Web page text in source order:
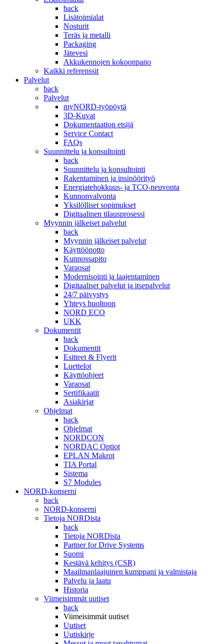
back
Lisätoimialat
Nosturit
Teräs ja metalli
Packaging
Jätevesi
Akkukennojen kokoonpano
Kaikki referenssit
Palvelut
back
Palvelut
myNORD-työpöytä
3D-Kuvat
Dokumentaation etsijä
Service Contact
FAQs
Suunnittelu ja konsultointi
back
Suunnittelu ja konsultointi
Rakentaminen ja insinöörityö
Energiatehokkuus- ja TCO-neuvonta
Kunnonvalvonta
Yksilölliset sopimukset
Digitaalinen tilausprosessi
Myynnin jälkeiset palvelut
back
Myynnin jälkeiset palvelut
Käyttöönotto
Kunnossapito
Varaosat
Modernisointi ja laajentaminen
Digitaaliset palvelut ja itsepalvelut
24/7 päivystys
Yhteys huoltoon
NORD ECO
UKK
Dokumentit
back
Dokumentit
Esitteet & Flyerit
Luettelot
Käyttöohjeet
Varaosat
Sertifikaatit
Asiakirjat
Ohjelmat
back
Ohjelmat
NORDCON
NORDAC Optiot
EPLAN Makrot
TIA Portal
Sistema
S7 Modules
NORD-konserni
back
NORD-konserni
Tietoja NORDista
back
Tietoja NORDista
Partner for Drive Systems
Suomi
Kestävä kehitys (CSR)
Maailmanlaajuinen kumppani ja valmistaja
Palvelu ja laatu
Historia
Viimeisimmät uutiset
back
Viimeisimmät uutiset
Uutiset
Uutiskirje